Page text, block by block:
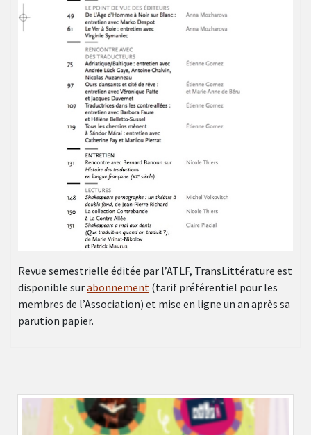
Revue semestrielle éditée par l’ATLF, TransLittérature est
disponible surabonnement (tarif préférentiel pour les
membres de l’Association) et mise en ligne un an après sa
parution papier.